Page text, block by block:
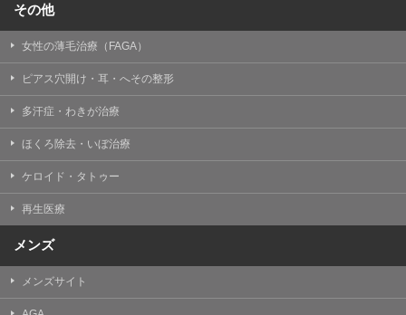
その他
女性の薄毛治療（FAGA）
ピアス穴開け・耳・へその整形
多汗症・わきが治療
ほくろ除去・いぼ治療
ケロイド・タトゥー
再生医療
メンズ
メンズサイト